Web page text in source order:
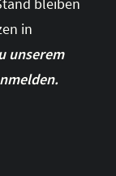
in
unserem